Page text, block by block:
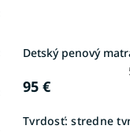
v
o
v
Detský penový
95 €
Tvrdosť: stredne